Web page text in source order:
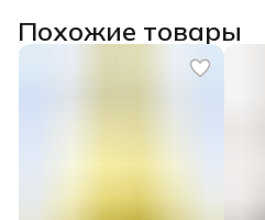
Похожие товары